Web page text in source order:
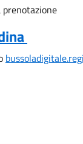
prenotazione